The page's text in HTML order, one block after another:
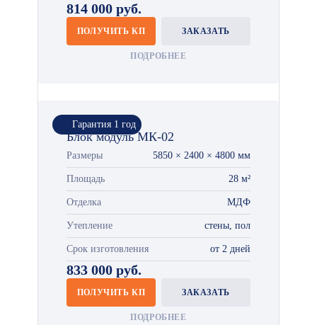
814 000 руб.
ПОЛУЧИТЬ КП ЗАКАЗАТЬ
ПОДРОБНЕЕ
Гарантия 1 год
Блок модуль МК-02
Размеры 5850 × 2400 × 4800 мм
Площадь 28 м²
Отделка МДФ
Утепление стены, пол
Срок изготовления от 2 дней
833 000 руб.
ПОЛУЧИТЬ КП ЗАКАЗАТЬ
ПОДРОБНЕЕ